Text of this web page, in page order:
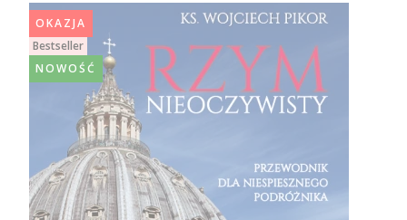
OKAZJA
Bestseller
NOWOŚĆ